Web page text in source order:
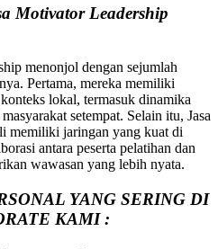
Motivator Leadership
menonjol dengan sejumlah
Pertama, mereka memiliki
lokal, termasuk dinamika
setempat. Selain itu, Jasa
memiliki jaringan yang kuat di
antara peserta pelatihan dan
wawasan yang lebih nyata.
YANG SERING DI
KAMI :